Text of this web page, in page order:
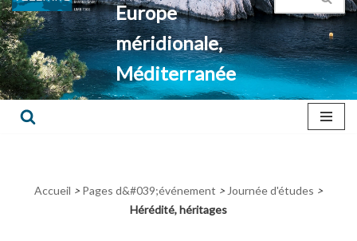
Europe
méridionale,
Méditerranée
Accueil > Pages d&#039;événement > Journée d'études >
Hérédité, héritages